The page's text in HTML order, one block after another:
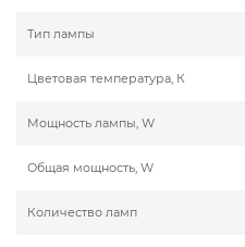
Тип лампы
Цветовая температура, К
Мощность лампы, W
Общая мощность, W
Количество ламп